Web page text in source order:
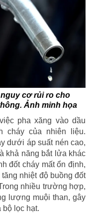
cơ rủi ro cho
Ảnh minh họa
pha xăng vào dầu
cháy của nhiên liệu.
dưới áp suất nén cao,
khả năng bắt lửa khác
đốt cháy mất ổn định,
nhiệt độ buồng đốt
nhiều trường hợp,
lượng muội than, gây
lọc hạt.